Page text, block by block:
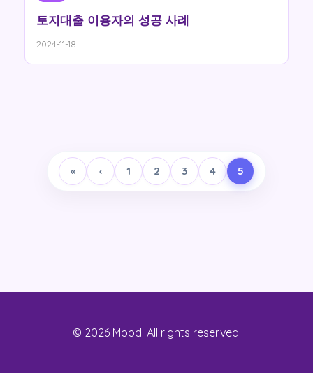
토지대출 이용자의 성공 사례
2024-11-18
« ‹ 1 2 3 4 5
© 2026 Mood. All rights reserved.